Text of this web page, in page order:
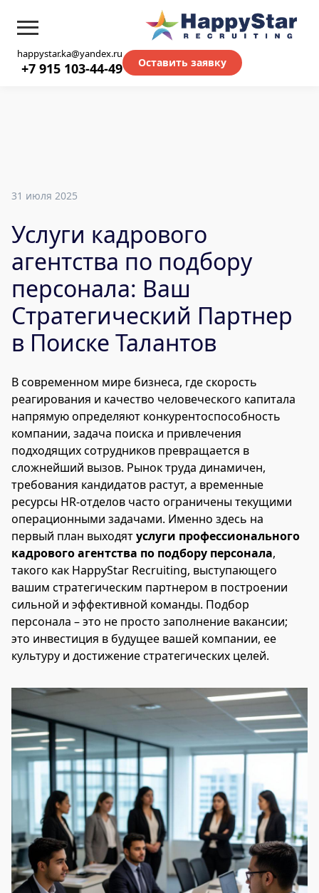
31 июля 2025
Услуги кадрового
агентства по подбору
персонала: Ваш
Стратегический Партнер
в Поиске Талантов
В современном мире бизнеса, где скорость
реагирования и качество человеческого капитала
напрямую определяют конкурентоспособность
компании, задача поиска и привлечения
подходящих сотрудников превращается в
сложнейший вызов. Рынок труда динамичен,
требования кандидатов растут, а временные
ресурсы HR-отделов часто ограничены текущими
операционными задачами. Именно здесь на
первый план выходятуслуги профессионального
кадрового агентства по подбору персонала,
такого как HappyStar Recruiting, выступающего
вашим стратегическим партнером в построении
сильной и эффективной команды. Подбор
персонала – это не просто заполнение вакансии;
это инвестиция в будущее вашей компании, ее
культуру и достижение стратегических целей.
happystar.ka@yandex.ru
+7 915 103-44-49 Оставить заявку